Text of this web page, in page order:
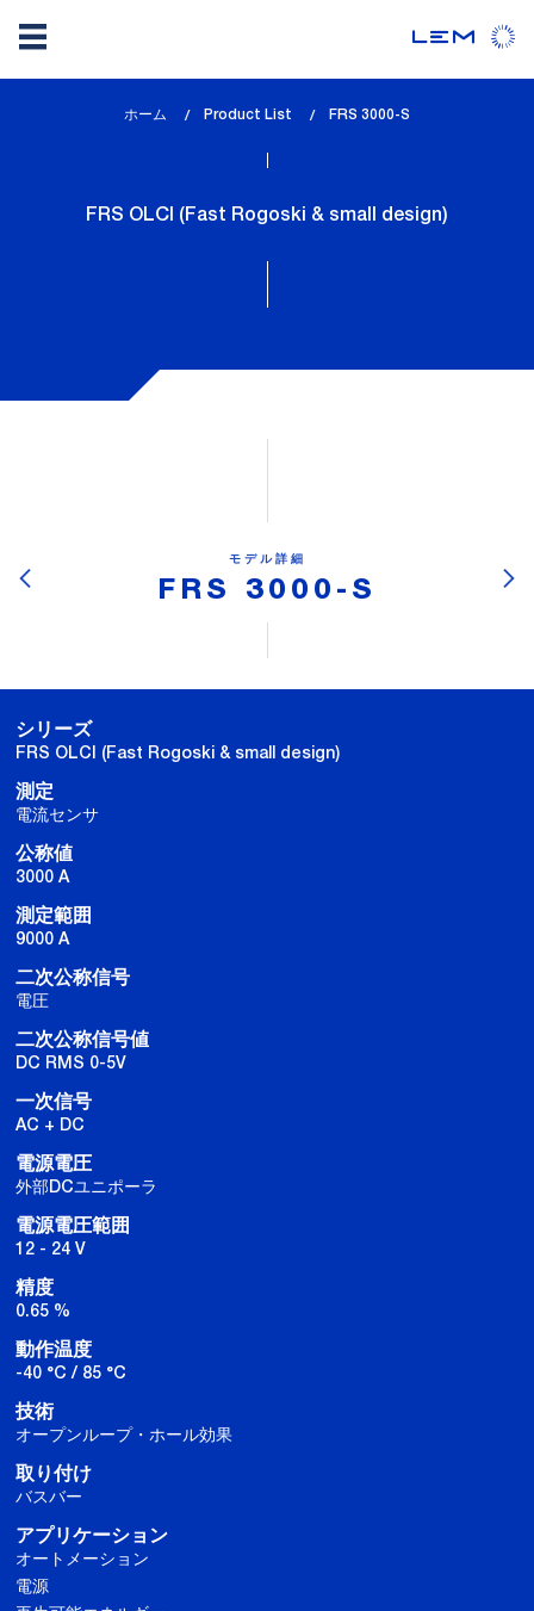
動
ホーム Product List
lem_current_page
FRS 3000-S
FRS OLCI (Fast Rogoski & small design)
モデル詳細
FRS 3000-S
シリーズ
FRS OLCI (Fast Rogoski & small design)
測定
電流センサ
公称値
3000 A
測定範囲
9000 A
二次公称信号
電圧
二次公称信号値
DC RMS 0-5V
一次信号
AC + DC
電源電圧
外部DCユニポーラ
電源電圧範囲
12 - 24 V
精度
0.65 %
動作温度
-40 °C / 85 °C
技術
オープンループ・ホール効果
取り付け
バスバー
アプリケーション
オートメーション
電源